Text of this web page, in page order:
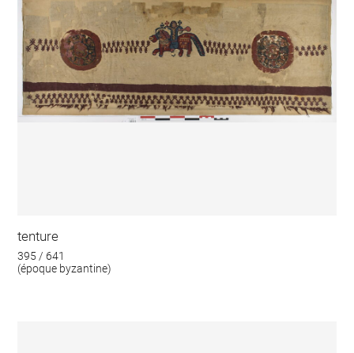
tenture
395 / 641
(époque byzantine)